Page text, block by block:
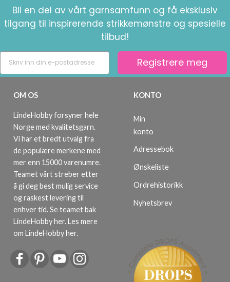
Bli en del av vårt garnsamfunn og få eksklusiv
tilgang til inspirerende strikkemønstre og spesielle
tilbud!
Registrere meg
OM OS
LindeHobby forsyner hele
Norge med kvalitetsgarn.
Vi har et bredt utvalg fra
de populære merkene med
mer enn 15000 varenumre.
Teamet vårt streber etter
å gi deg best mulig service
og raskest levering til
enhver tid. Se teamet bak
LindeHobby her.Les mere
om LindeHobby her.
KONTO
Min
konto
Adressebok
Ønskeliste
Ordrehistorikk
Nyhetsbrev